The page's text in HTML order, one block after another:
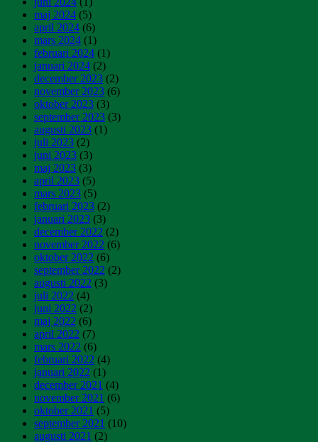
maj 2024 (5)
april 2024 (6)
mars 2024 (1)
februari 2024 (1)
januari 2024 (2)
december 2023 (2)
november 2023 (6)
oktober 2023 (3)
september 2023 (3)
augusti 2023 (1)
juli 2023 (2)
juni 2023 (3)
maj 2023 (3)
april 2023 (5)
mars 2023 (5)
februari 2023 (2)
januari 2023 (3)
december 2022 (2)
november 2022 (6)
oktober 2022 (6)
september 2022 (2)
augusti 2022 (3)
juli 2022 (4)
juni 2022 (2)
maj 2022 (6)
april 2022 (7)
mars 2022 (6)
februari 2022 (4)
januari 2022 (1)
december 2021 (4)
november 2021 (6)
oktober 2021 (5)
september 2021 (10)
augusti 2021 (2)